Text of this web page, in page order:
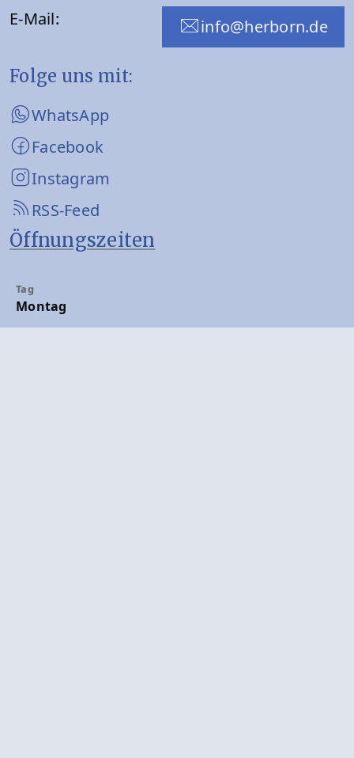
E-Mail: info@herborn.de
Folge uns mit:
WhatsApp
Facebook
Instagram
RSS-Feed
Öffnungszeiten
Montag